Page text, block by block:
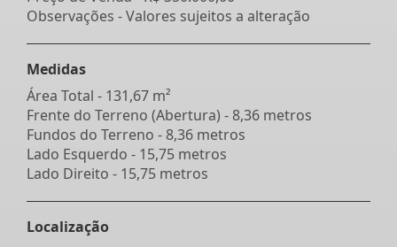
Observações - Valores sujeitos a alteração
Medidas
Área Total - 131,67 m²
Frente do Terreno (Abertura) - 8,36 metros
Fundos do Terreno - 8,36 metros
Lado Esquerdo - 15,75 metros
Lado Direito - 15,75 metros
Localização